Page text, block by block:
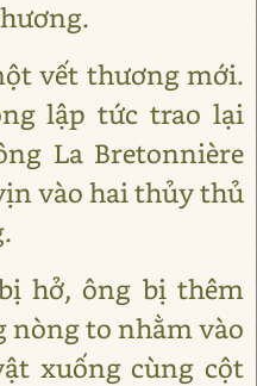
vết thương mới.
lập tức trao lại
La Bretonnière
vào hai thủy thủ
hở, ông bị thêm
nòng to nhằm vào
xuống cùng cột